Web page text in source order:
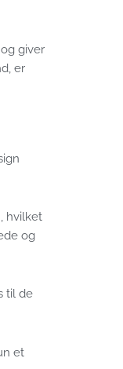
giver
er
hvilket
og
til de
et